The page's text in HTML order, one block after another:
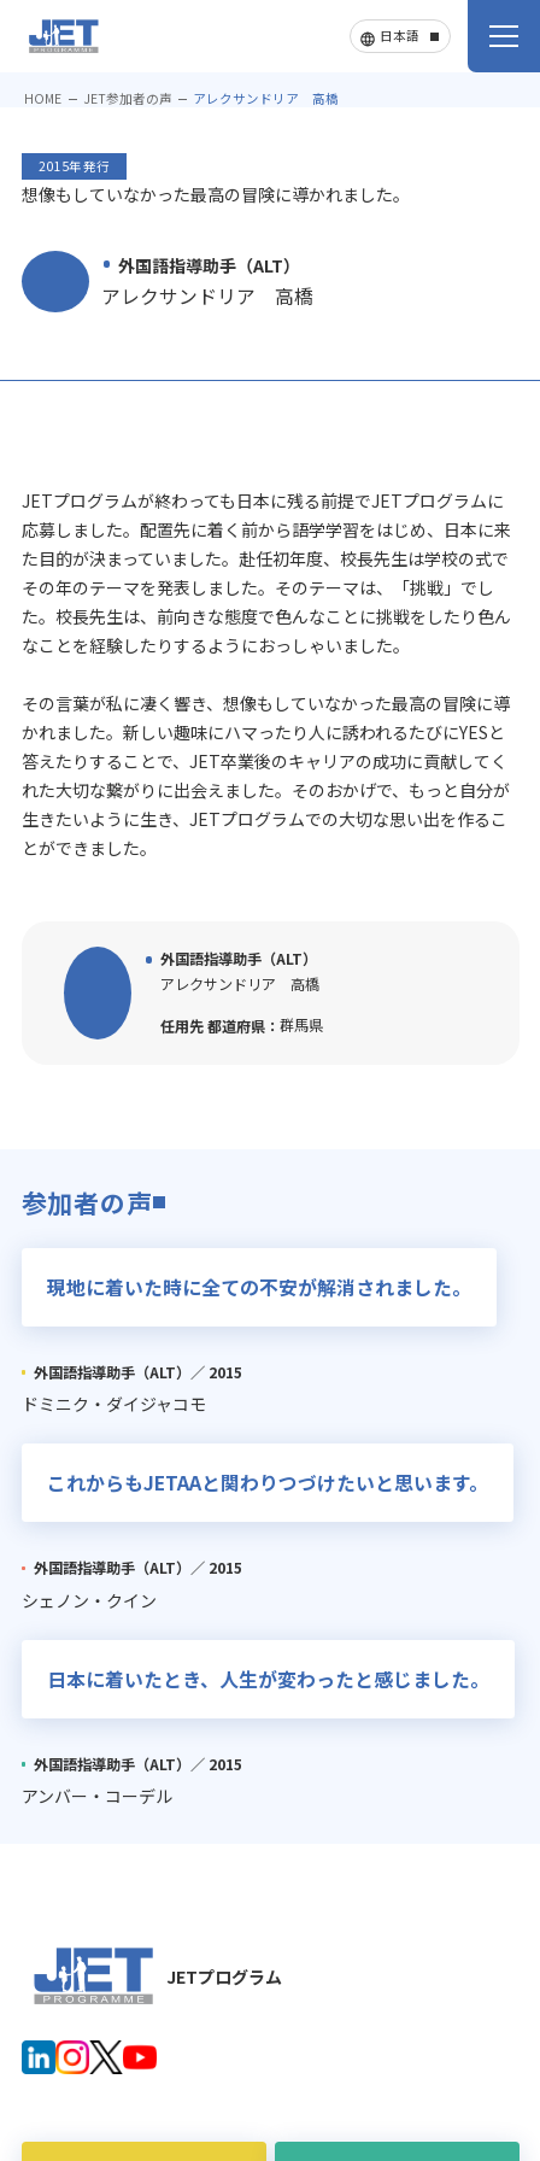
HOME JET参加者の声 アレクサンドリア 高橋
2015年発行
想像もしていなかった最高の冒険に導かれました。
外国語指導助手（ALT）
アレクサンドリア 高橋
JETプログラムが終わっても日本に残る前提でJETプログラムに
応募しました。配置先に着く前から語学学習をはじめ、日本に来
た目的が決まっていました。赴任初年度、校長先生は学校の式で
その年のテーマを発表しました。そのテーマは、「挑戦」でし
た。校長先生は、前向きな態度で色んなことに挑戦をしたり色ん
なことを経験したりするようにおっしゃいました。
その言葉が私に凄く響き、想像もしていなかった最高の冒険に導
かれました。新しい趣味にハマったり人に誘われるたびにYESと
答えたりすることで、JET卒業後のキャリアの成功に貢献してく
れた大切な繋がりに出会えました。そのおかげで、もっと自分が
生きたいように生き、JETプログラムでの大切な思い出を作るこ
とができました。
外国語指導助手（ALT）
アレクサンドリア 高橋
任用先 都道府県： 群馬県
参加者の声
現地に着いた時に全ての不安が解消されました。
外国語指導助手（ALT）／ 2015
ドミニク・ダイジャコモ
これからもJETAAと関わりつづけたいと思います。
外国語指導助手（ALT）／ 2015
シェノン・クイン
日本に着いたとき、人生が変わったと感じました。
外国語指導助手（ALT）／ 2015
アンバー・コーデル
JETプログラム